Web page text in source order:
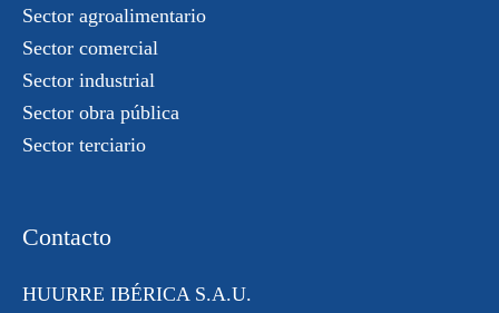
Sector agroalimentario
Sector comercial
Sector industrial
Sector obra pública
Sector terciario
Contacto
HUURRE IBÉRICA S.A.U.